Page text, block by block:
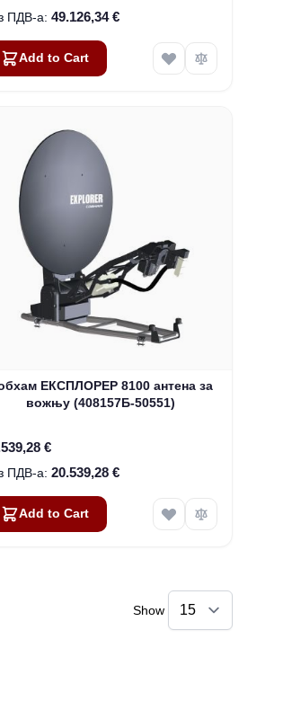
49.126,34 €
Add to Cart
ЕКСПЛОРЕР 8100 антена за
вожњу (408157Б-50551)
€
20.539,28 €
Add to Cart
Show